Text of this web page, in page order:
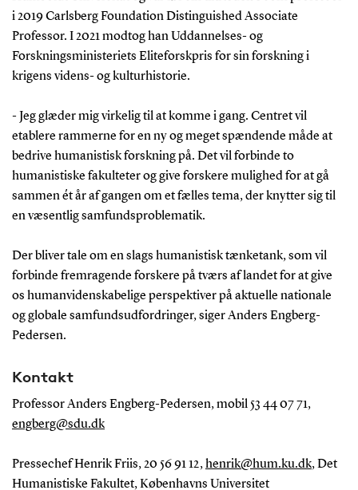
i 2019 Carlsberg Foundation Distinguished Associate
Professor. I 2021 modtog han Uddannelses- og
Forskningsministeriets Eliteforskpris for sin forskning i
krigens videns- og kulturhistorie.
- Jeg glæder mig virkelig til at komme i gang. Centret vil
etablere rammerne for en ny og meget spændende måde at
bedrive humanistisk forskning på. Det vil forbinde to
humanistiske fakulteter og give forskere mulighed for at gå
sammen ét år af gangen om et fælles tema, der knytter sig til
en væsentlig samfundsproblematik.
Der bliver tale om en slags humanistisk tænketank, som vil
forbinde fremragende forskere på tværs af landet for at give
os humanvidenskabelige perspektiver på aktuelle nationale
og globale samfundsudfordringer, siger Anders Engberg-
Pedersen.
Kontakt
Professor Anders Engberg-Pedersen, mobil 53 44 07 71,
engberg@sdu.dk
Pressechef Henrik Friis, 20 56 91 12,henrik@hum.ku.dk, Det
Humanistiske Fakultet, Københavns Universitet